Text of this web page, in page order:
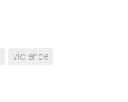
violence